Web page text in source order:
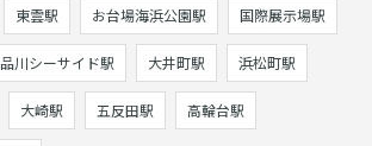
東雲駅 お台場海浜公園駅 国際展示場駅
品川シーサイド駅 大井町駅 浜松町駅
大崎駅 五反田駅 高輪台駅